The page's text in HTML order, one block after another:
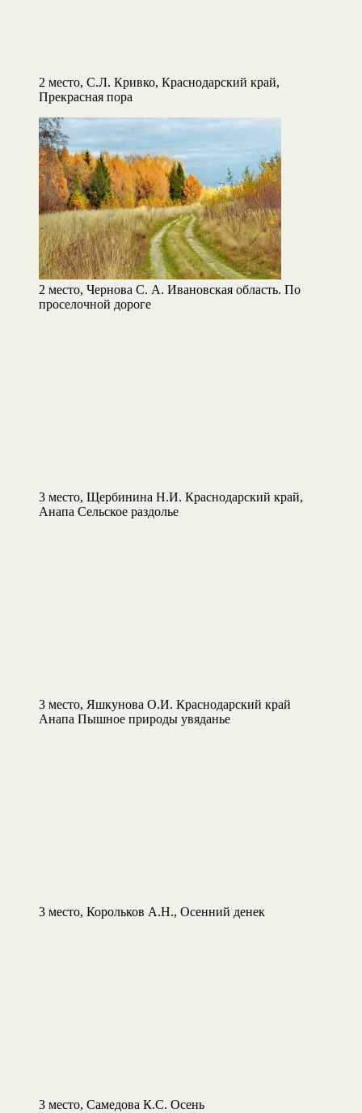
2 место, С.Л. Кривко, Краснодарский край,
Прекрасная пора
2 место, Чернова С. А. Ивановская область. По
проселочной дороге
3 место, Щербинина Н.И. Краснодарский край,
Анапа Сельское раздолье
3 место, Яшкунова О.И. Краснодарский край
Анапа Пышное природы увяданье
3 место, Корольков А.Н., Осенний денек
3 место, Самедова К.С. Осень